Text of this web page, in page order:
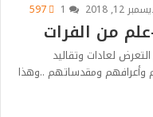
12, 2018
597
من الفرات
لعادات وتقاليد
وأعرافهم ومقدساتهم ..وهذا